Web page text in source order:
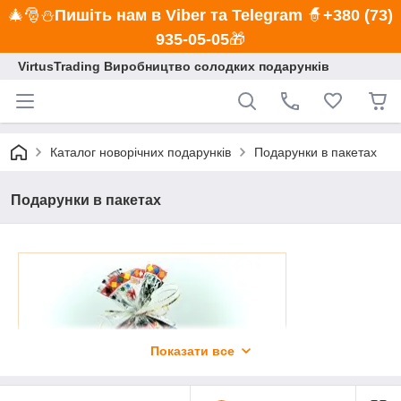
🎄🎅⛄Пишіть нам в Viber та Telegram 🧙+380 (73)
935-05-05🎁
VirtusTrading Виробництво солодких подарунків
Каталог новорічних подарунків Подарунки в пакетах
Подарунки в пакетах
Показати все